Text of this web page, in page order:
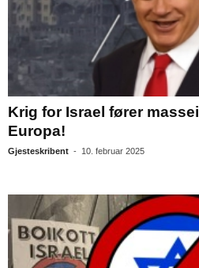
Krig for Israel fører
Europa!
Gjesteskribent - 10. februar 2025